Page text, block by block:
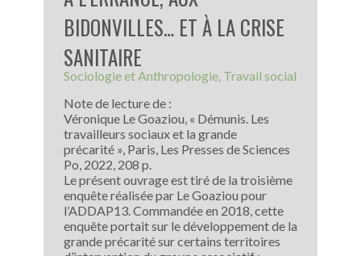
BIDONVILLES… ET À LA CRISE
SANITAIRE
Sociologie et Anthropologie Travail social
Note de lecture de :
Véronique Le Goaziou, « Démunis. Les
travailleurs sociaux et la grande
précarité », Paris, Les Presses de Sciences
Po, 2022, 208 p.
Le présent ouvrage est tiré de la troisième
enquête réalisée par Le Goaziou pour
l’ADDAP13. Commandée en 2018, cette
enquête portait sur le développement de la
grande précarité sur certains territoires